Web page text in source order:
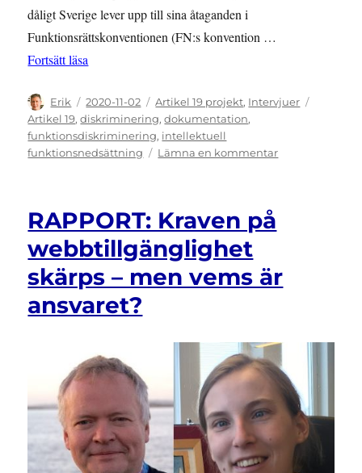
dåligt Sverige lever upp till sina åtaganden i
Funktionsrättskonventionen (FN:s konvention …
Fortsätt läsa
Författare
Erik
Publicerat
den
2020-11-02 Kategorier
Artikel 19 projekt, Intervjuer
Artikel 19,diskriminering,dokumentation,
funktionsdiskriminering, intellektuell
funktionsnedsättning
Lämna en kommentartill
RAPPORT: Kraven på
webbtillgänglighet
skärps – men vems är
ansvaret?